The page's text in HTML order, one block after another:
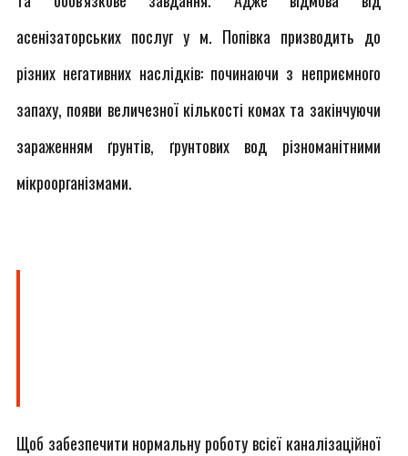
асенізаторських послуг у м. Попівка призводить до
різних негативних наслідків: починаючи з неприємного
запаху, появи величезної кількості комах та закінчуючи
зараженням ґрунтів, ґрунтових вод різноманітними
мікроорганізмами.
Щоб забезпечити нормальну роботу всієї каналізаційної